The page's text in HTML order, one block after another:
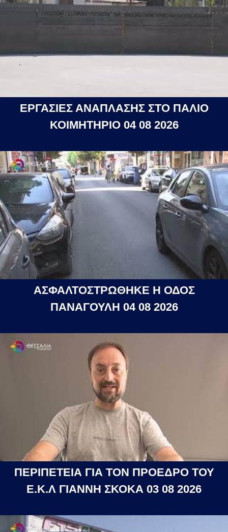
ΕΡΓΑΣΙΕΣ ΑΝΑΠΛΑΣΗΣ ΣΤΟ ΠΑΛΙΟ
ΚΟΙΜΗΤΗΡΙΟ 04 08 2026
ΑΣΦΑΛΤΟΣΤΡΩΘΗΚΕ Η ΟΔΟΣ
ΠΑΝΑΓΟΥΛΗ 04 08 2026
ΠΕΡΙΠΕΤΕΙΑ ΓΙΑ ΤΟΝ ΠΡΟΕΔΡΟ ΤΟΥ
Ε.Κ.Λ ΓΙΑΝΝΗ ΣΚΟΚΑ 03 08 2026